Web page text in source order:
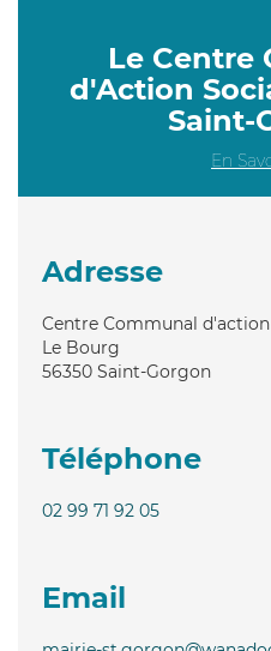
Le Centre
d'Action
Saint-
En
Adresse
Centre Communal
Le Bourg
56350 Saint-Gorgon
Téléphone
02 99 71 92 05
Email